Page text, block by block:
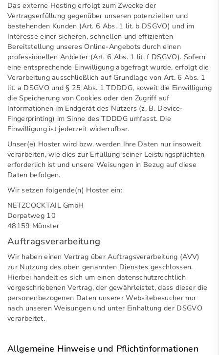
Das externe Hosting erfolgt zum Zwecke der
Vertragserfüllung gegenüber unseren potenziellen und
bestehenden Kunden (Art. 6 Abs. 1 lit. b DSGVO) und im
Interesse einer sicheren, schnellen und effizienten
Bereitstellung unseres Online-Angebots durch einen
professionellen Anbieter (Art. 6 Abs. 1 lit. f DSGVO). Sofern
eine entsprechende Einwilligung abgefragt wurde, erfolgt die
Verarbeitung ausschließlich auf Grundlage von Art. 6 Abs. 1
lit. a DSGVO und § 25 Abs. 1 TDDDG, soweit die Einwilligung
die Speicherung von Cookies oder den Zugriff auf
Informationen im Endgerät des Nutzers (z. B. Device-
Fingerprinting) im Sinne des TDDDG umfasst. Die
Einwilligung ist jederzeit widerrufbar.
Unser(e) Hoster wird bzw. werden Ihre Daten nur insoweit
verarbeiten, wie dies zur Erfüllung seiner Leistungspflichten
erforderlich ist und unsere Weisungen in Bezug auf diese
Daten befolgen.
Wir setzen folgende(n) Hoster ein:
NETZCOCKTAIL GmbH
Dorpatweg 10
48159 Münster
Auftragsverarbeitung
Wir haben einen Vertrag über Auftragsverarbeitung (AVV)
zur Nutzung des oben genannten Dienstes geschlossen.
Hierbei handelt es sich um einen datenschutzrechtlich
vorgeschriebenen Vertrag, der gewährleistet, dass dieser die
personenbezogenen Daten unserer Websitebesucher nur
nach unseren Weisungen und unter Einhaltung der DSGVO
verarbeitet.
Allgemeine Hinweise und Pflicht­informationen